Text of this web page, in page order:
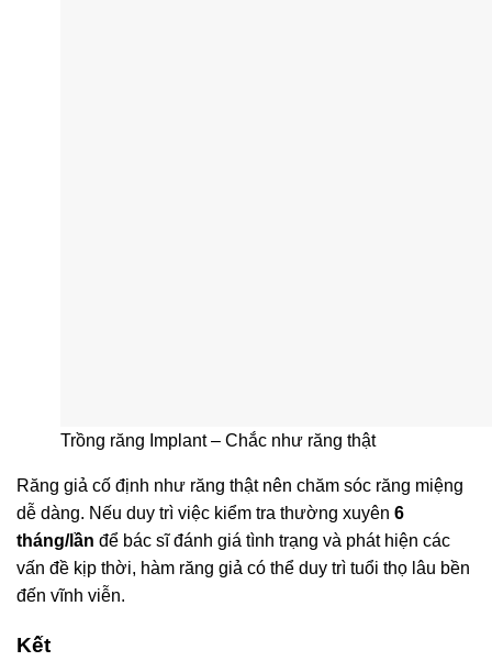
Trồng răng Implant – Chắc như răng thật
Răng giả cố định như răng thật nên chăm sóc răng miệng
dễ dàng. Nếu duy trì việc kiểm tra thường xuyên 6
tháng/lần để bác sĩ đánh giá tình trạng và phát hiện các
vấn đề kịp thời, hàm răng giả có thể duy trì tuổi thọ lâu bền
đến vĩnh viễn.
Kết